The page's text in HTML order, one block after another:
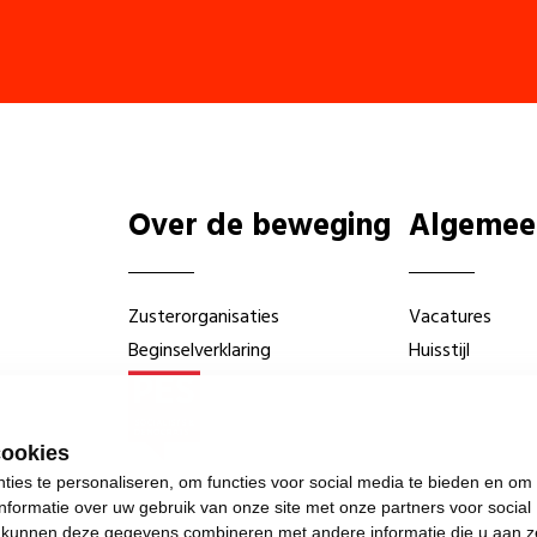
te personaliseren, om functies voor social media te bieden en om
over uw gebruik van onze site met onze partners voor social
deze gegevens combineren met andere informatie die u aan
Over de beweging
Zusterorganisaties
Beginselverklaring
Vacatures
Huisstijl